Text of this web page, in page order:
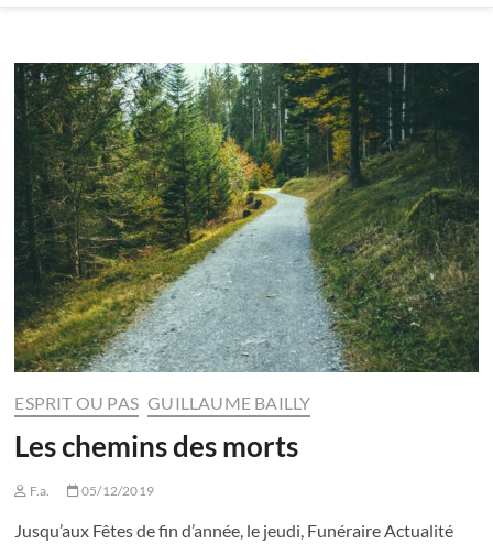
ESPRIT OU PAS GUILLAUME BAILLY
Les chemins des morts
F.a. 05/12/2019
Jusqu’aux Fêtes de fin d’année, le jeudi, Funéraire Actualité